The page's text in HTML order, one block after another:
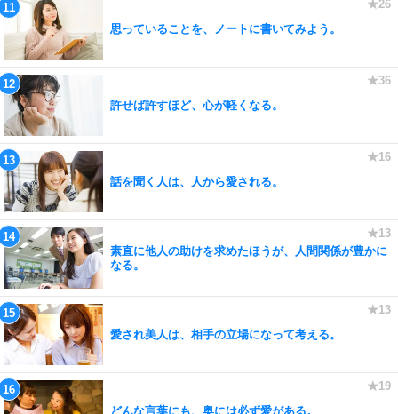
思っていることを、ノートに書いてみよう。
許せば許すほど、心が軽くなる。
話を聞く人は、人から愛される。
素直に他人の助けを求めたほうが、人間関係が豊かに
なる。
愛され美人は、相手の立場になって考える。
どんな言葉にも、奥には必ず愛がある。